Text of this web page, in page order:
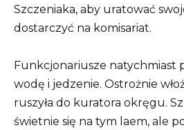
Szczeniaka, aby uratować
dostarczyć na komisariat.
Funkcjonariusze natychmiast
wodę i jedzenie. Ostrożnie
ruszyła do kuratora okręgu.
świetnie się na tym laem, ale